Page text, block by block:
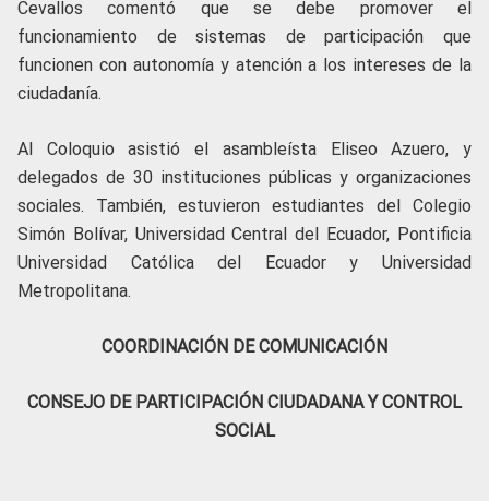
Cevallos comentó que se debe promover el
funcionamiento de sistemas de participación que
funcionen con autonomía y atención a los intereses de la
ciudadanía.
Al Coloquio asistió el asambleísta Eliseo Azuero, y
delegados de 30 instituciones públicas y organizaciones
sociales. También, estuvieron estudiantes del Colegio
Simón Bolívar, Universidad Central del Ecuador, Pontificia
Universidad Católica del Ecuador y Universidad
Metropolitana.
COORDINACIÓN DE COMUNICACIÓN
CONSEJO DE PARTICIPACIÓN CIUDADANA Y CONTROL
SOCIAL